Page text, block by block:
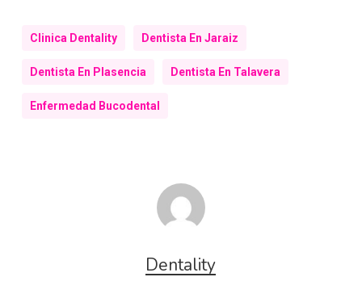
Clinica Dentality Dentista En Jaraiz
Dentista En Plasencia Dentista En Talavera
Enfermedad Bucodental
Dentality